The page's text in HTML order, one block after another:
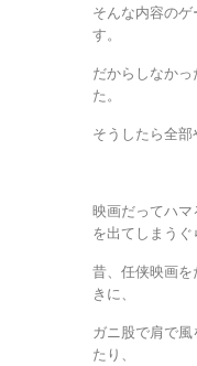
そんな内容の
す。
だからしなか
た。
そうしたら全
映画だってハ
を出てしまうぐ
昔、任侠映画を
きに、
ガニ股で肩で
たり、